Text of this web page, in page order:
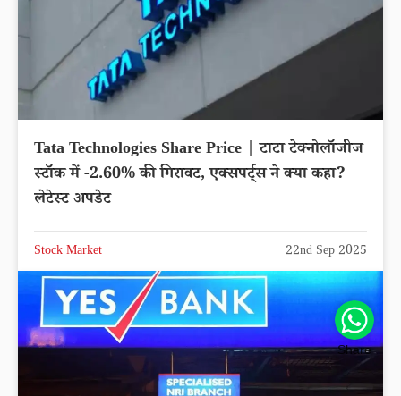
Tata Technologies Share Price | टाटा टेक्नोलॉजीज
स्टॉक में -2.60% की गिरावट, एक्सपर्ट्स ने क्या कहा?
लेटेस्ट अपडेट
Stock Market 22nd Sep 2025
Share